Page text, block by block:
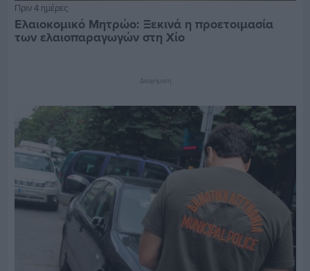
Πριν 4 ημέρες
Ελαιοκομικό Μητρώο: Ξεκινά η προετοιμασία
των ελαιοπαραγωγών στη Χίο
Διαφήμιση